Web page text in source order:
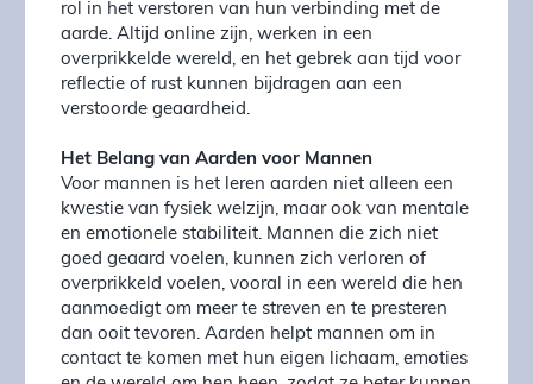
rol in het verstoren van hun verbinding met de
aarde. Altijd online zijn, werken in een
overprikkelde wereld, en het gebrek aan tijd voor
reflectie of rust kunnen bijdragen aan een
verstoorde geaardheid.
Het Belang van Aarden voor Mannen
Voor mannen is het leren aarden niet alleen een
kwestie van fysiek welzijn, maar ook van mentale
en emotionele stabiliteit. Mannen die zich niet
goed geaard voelen, kunnen zich verloren of
overprikkeld voelen, vooral in een wereld die hen
aanmoedigt om meer te streven en te presteren
dan ooit tevoren. Aarden helpt mannen om in
contact te komen met hun eigen lichaam, emoties